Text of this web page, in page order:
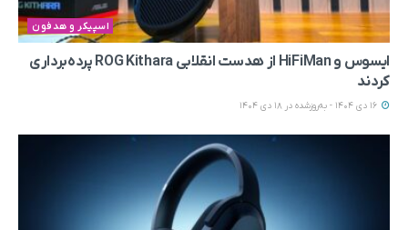
اسپیکر و هدفون
ایسوس و HiFiMan از هدست انقلابی ROG Kithara پرده‌برداری
کردند